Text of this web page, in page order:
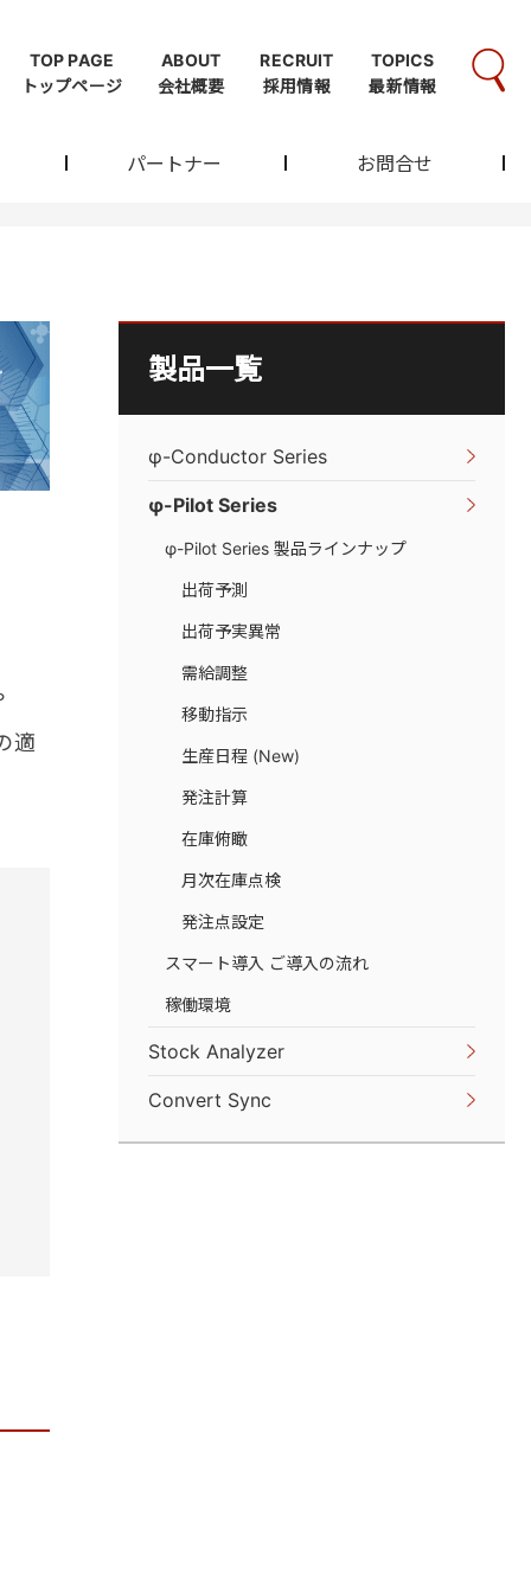
TOP PAGE
トップページ
ABOUT
会社概要
RECRUIT
採用情報
TOPICS
最新情報
パートナー お問合せ
適
製品一覧
φ-Conductor Series
φ-Pilot Series
φ-Pilot Series 製品ラインナップ
出荷予測
出荷予実異常
需給調整
移動指示
生産日程 (New)
発注計算
在庫俯瞰
月次在庫点検
発注点設定
スマート導入 ご導入の流れ
稼働環境
Stock Analyzer
Convert Sync